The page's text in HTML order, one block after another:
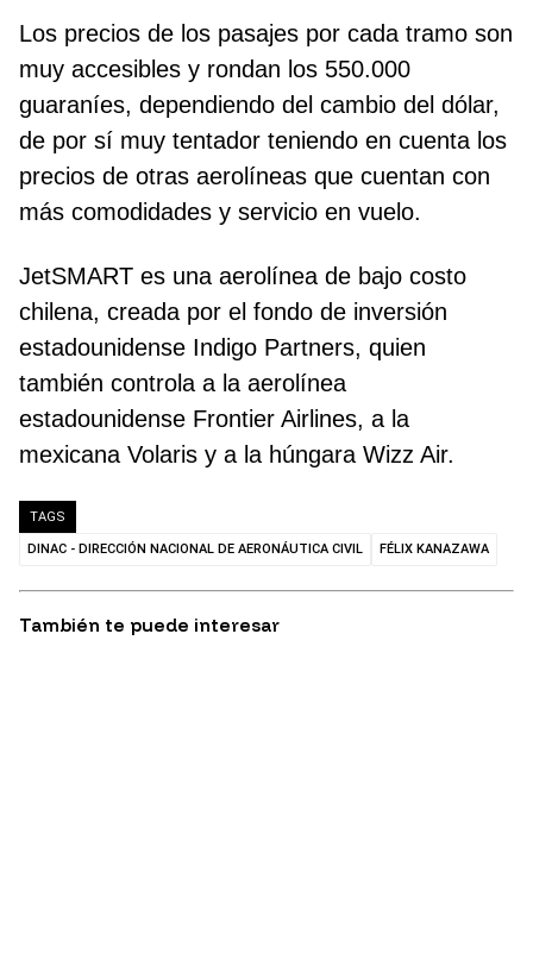
Los precios de los pasajes por cada tramo son
muy accesibles y rondan los 550.000
guaraníes, dependiendo del cambio del dólar,
de por sí muy tentador teniendo en cuenta los
precios de otras aerolíneas que cuentan con
más comodidades y servicio en vuelo.
JetSMART es una aerolínea de bajo costo
chilena, creada por el fondo de inversión
estadounidense Indigo Partners, quien
también controla a la aerolínea
estadounidense Frontier Airlines, a la
mexicana Volaris y a la húngara Wizz Air.
TAGS
DINAC - DIRECCIÓN NACIONAL DE AERONÁUTICA CIVIL FÉLIX KANAZAWA
También te puede interesar